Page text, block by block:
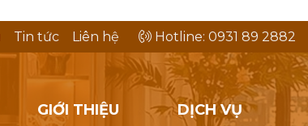
Tin tức Liên hệ Hotline: 0931 89 2882
GIỚI THIỆU DỊCH VỤ